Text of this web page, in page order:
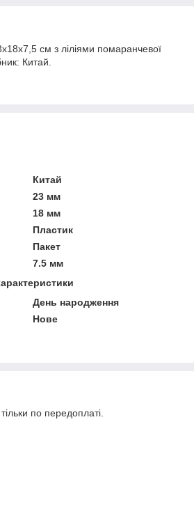
см з ліліями помаранчевої
Китай.
Китай
23 мм
18 мм
Пластик
Пакет
7.5 мм
День народження
Нове
по передоплаті.